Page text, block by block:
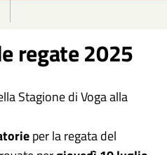
su
regate 2025
Stagione di Voga alla
per la regata del